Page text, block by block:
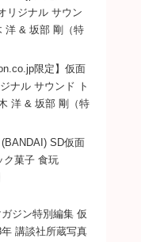
リジナル サウン
洋 & 坂部 剛（特
限定】仮面
ナル サウンド ト
洋 & 坂部 剛（特
(BANDAI) SD仮面
ク菓子 食玩
ガジン特別編集 仮
講談社所蔵写真